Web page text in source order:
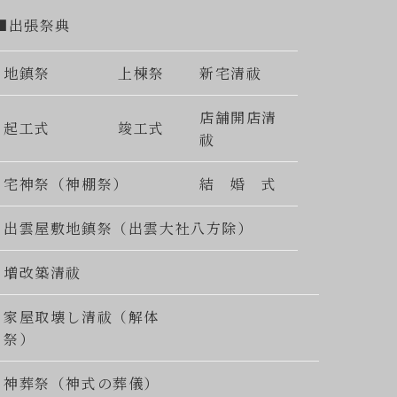
出張祭典
地鎮祭 上棟祭 新宅清祓
起工式 竣工式
店舗開店清
祓
宅神祭（神棚祭） 結 婚 式
出雲屋敷地鎮祭（出雲大社八方除）
増改築清祓
家屋取壊し清祓（解体
祭）
神葬祭（神式の葬儀）